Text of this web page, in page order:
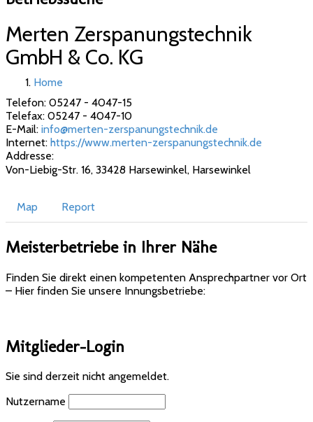
Merten Zerspanungstechnik
GmbH & Co. KG
Home
Telefon: 05247 - 4047-15
Telefax: 05247 - 4047-10
E-Mail: info@merten-zerspanungstechnik.de
Internet: https://www.merten-zerspanungstechnik.de
Addresse:
Von-Liebig-Str. 16, 33428 Harsewinkel, Harsewinkel
Map Report
Meisterbetriebe in Ihrer Nähe
Finden Sie direkt einen kompetenten Ansprechpartner vor Ort
– Hier finden Sie unsere Innungsbetriebe:
Mitglieder-Login
Sie sind derzeit nicht angemeldet.
Nutzername